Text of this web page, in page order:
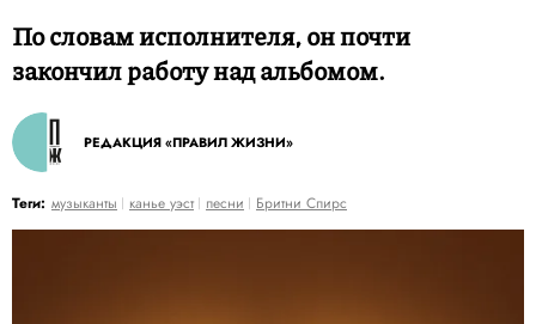
По словам исполнителя, он почти
закончил работу над альбомом.
РЕДАКЦИЯ «ПРАВИЛ ЖИЗНИ»
Теги: музыканты канье уэст песни Бритни Спирс